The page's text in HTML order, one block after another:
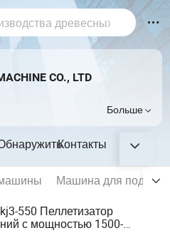
CO., LTD
Больше
Контакты
Машина для подачи
550 Пеллетизатор
с мощностью 1500-